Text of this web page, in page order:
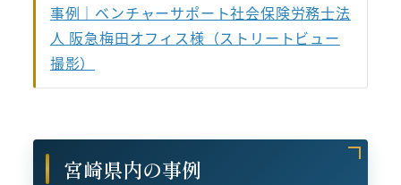
事例｜ベンチャーサポート社会保険労務士法
人 阪急梅田オフィス様（ストリートビュー
撮影）
宮崎県内の事例